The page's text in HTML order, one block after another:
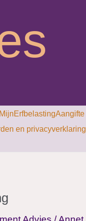
en privacyverklaring